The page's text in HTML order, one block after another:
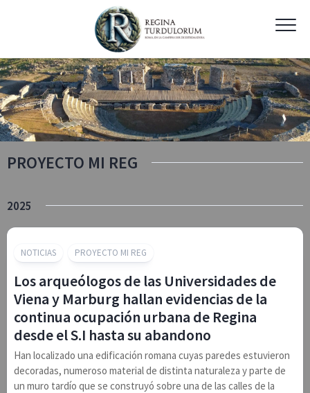
PROYECTO MI REG
2025
NOTICIAS PROYECTO MI REG
Los arqueólogos de las Universidades de
Viena y Marburg hallan evidencias de la
continua ocupación urbana de Regina
desde el S.I hasta su abandono
Han localizado una edificación romana cuyas paredes estuvieron
decoradas, numeroso material de distinta naturaleza y parte de
un muro tardío que se construyó sobre una de las calles de la